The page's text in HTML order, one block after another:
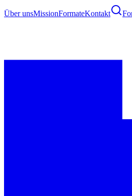
Über unsMissionFormateKontakt